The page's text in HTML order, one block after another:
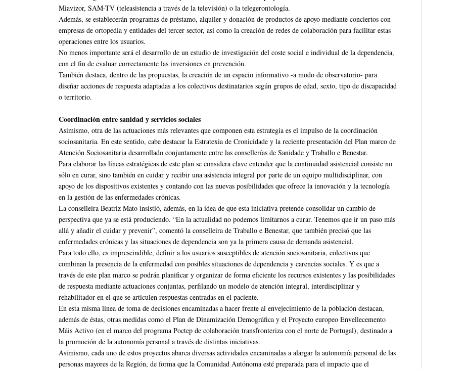
Miavizor, SAM-TV (teleasistencia a través de la televisión) o la telegerontología.
Además, se establecerán programas de préstamo, alquiler y donación de productos de apoyo mediante conciertos con
empresas de ortopedia y entidades del tercer sector, así como la creación de redes de colaboración para facilitar estas
operaciones entre los usuarios.
No menos importante será el desarrollo de un estudio de investigación del coste social e individual de la dependencia,
con el fin de evaluar correctamente las inversiones en prevención.
También destaca, dentro de las propuestas, la creación de un espacio informativo -a modo de observatorio- para
diseñar acciones de respuesta adaptadas a los colectivos destinatarios según grupos de edad, sexto, tipo de discapacidad
o territorio.
Coordinación entre sanidad y servicios sociales
Asimismo, otra de las actuaciones más relevantes que componen esta estrategia es el impulso de la coordinación
sociosanitaria. En este sentido, cabe destacar la Estratexia de Cronicidade y la reciente presentación del Plan marco de
Atención Sociosanitaria desarrollado conjuntamente entre las consellerías de Sanidade y Traballo e Benestar.
Para elaborar las líneas estratégicas de este plan se considera clave entender que la continuidad asistencial consiste no
sólo en curar, sino también en cuidar y recibir una asistencia integral por parte de un equipo multidisciplinar, con
apoyo de los dispositivos existentes y contando con las nuevas posibilidades que ofrece la innovación y la tecnología
en la gestión de las enfermedades crónicas.
La conselleira Beatriz Mato insistió, además, en la idea de que esta iniciativa pretende consolidar un cambio de
perspectiva que ya se está produciendo. “En la actualidad no podemos limitarnos a curar. Tenemos que ir un paso más
allá y añadir el cuidar y prevenir”, comentó la conselleira de Traballo e Benestar, que también precisó que las
enfermedades crónicas y las situaciones de dependencia son ya la primera causa de demanda asistencial.
Para todo ello, es imprescindible, definir a los usuarios susceptibles de atención sociosanitaria, colectivos que
combinan la presencia de la enfermedad con posibles situaciones de dependencia y carencias sociales. Y es que a
través de este plan marco se podrán planificar y organizar de forma eficiente los recursos existentes y las posibilidades
de respuesta mediante actuaciones conjuntas, perfilando un modelo de atención integral, interdisciplinar y
rehabilitador en el que se articulen respuestas centradas en el paciente.
En esta misma línea de toma de decisiones encaminadas a hacer frente al envejecimiento de la población destacan,
además de éstas, otras medidas como el Plan de Dinamización Demográfica y el Proyecto europeo Envellecemento
Máis Activo (en el marco del programa Poctep de colaboración transfronteriza con el norte de Portugal), destinado a
la promoción de la autonomía personal a través de distintas iniciativas.
Asimismo, cada uno de estos proyectos abarca diversas actividades encaminadas a alargar la autonomía personal de las
personas mayores de la Región, de forma que la Comunidad Autónoma esté preparada para el impacto que el